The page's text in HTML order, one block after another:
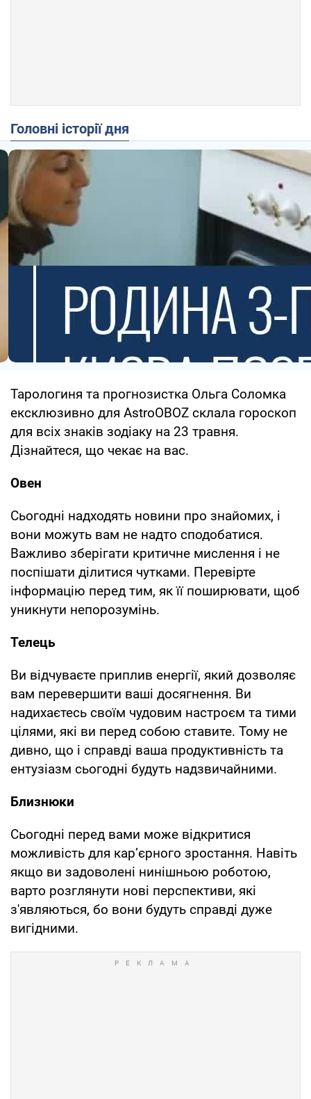
Головні історії дня
Тарологиня та прогнозистка Ольга Соломка
ексклюзивно для AstroOBOZ склала гороскоп
для всіх знаків зодіаку на 23 травня.
Дізнайтеся, що чекає на вас.
Овен
Сьогодні надходять новини про знайомих, і
вони можуть вам не надто сподобатися.
Важливо зберігати критичне мислення і не
поспішати ділитися чутками. Перевірте
інформацію перед тим, як її поширювати, щоб
уникнути непорозумінь.
Телець
Ви відчуваєте приплив енергії, який дозволяє
вам перевершити ваші досягнення. Ви
надихаєтесь своїм чудовим настроєм та тими
цілями, які ви перед собою ставите. Тому не
дивно, що і справді ваша продуктивність та
ентузіазм сьогодні будуть надзвичайними.
Близнюки
Сьогодні перед вами може відкритися
можливість для кар’єрного зростання. Навіть
якщо ви задоволені нинішньою роботою,
варто розглянути нові перспективи, які
з'являються, бо вони будуть справді дуже
вигідними.